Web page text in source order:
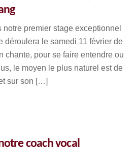
notre premier stage exceptionnel
déroulera le samedi 11 février de
chante, pour se faire entendre ou
le moyen le plus naturel est de
sur son […]
coach vocal